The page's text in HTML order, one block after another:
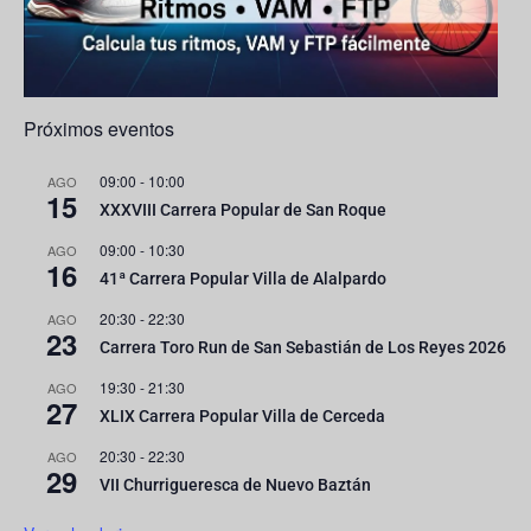
l
Próximos eventos
AGO
15
09:00 - 10:00
XXXVIII Carrera Popular de San Roque
AGO
16
09:00 - 10:30
41ª Carrera Popular Villa de Alalpardo
AGO
23
20:30 -22:30
Carrera Toro Run de San Sebastián de Los Reyes 2026
AGO
27
19:30 -21:30
XLIX Carrera Popular Villa de Cerceda
AGO
29
20:30 -22:30
VII Churrigueresca de Nuevo Baztán